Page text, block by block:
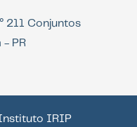
211 Conjuntos
- PR
IRIP